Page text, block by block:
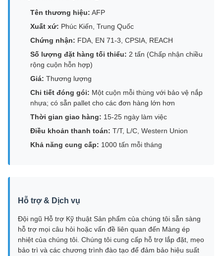
Tên thương hiệu: AFP
Xuất xứ: Phúc Kiến, Trung Quốc
Chứng nhận: FDA, EN 71-3, CPSIA, REACH
Số lượng đặt hàng tối thiểu: 2 tấn (Chấp nhận chiều
rộng cuộn hỗn hợp)
Giá: Thương lượng
Chi tiết đóng gói: Một cuộn mỗi thùng với bảo vệ nắp
nhựa; có sẵn pallet cho các đơn hàng lớn hơn
Thời gian giao hàng: 15-25 ngày làm việc
Điều khoản thanh toán: T/T, L/C, Western Union
Khả năng cung cấp: 1000 tấn mỗi tháng
Hỗ trợ & Dịch vụ
Đội ngũ Hỗ trợ Kỹ thuật Sản phẩm của chúng tôi sẵn sàng
hỗ trợ mọi câu hỏi hoặc vấn đề liên quan đến Màng ép
nhiệt của chúng tôi. Chúng tôi cung cấp hỗ trợ lắp đặt, mẹo
bảo trì và các chương trình đào tạo để đảm bảo hiệu suất